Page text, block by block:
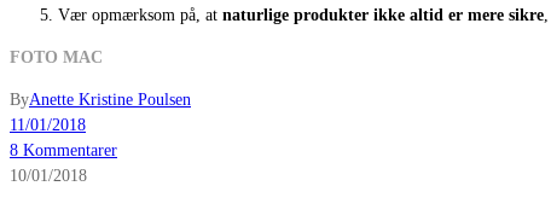
Vær opmærksom på, at naturlige produkter ikke altid er mere sikre
FOTO MAC
ByAnette Kristine Poulsen
11/01/2018
8 Kommentarer
10/01/2018